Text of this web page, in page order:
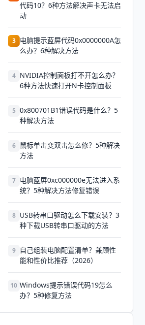
代码10？6种方法解决声卡无法启
动
3 电脑提示蓝屏代码0x0000000A怎
么办？6种解决方法
4 NVIDIA控制面板打不开怎么办？
6种方法快速打开N卡控制面板
5 0x800701B1错误代码是什么？5
种解决方法
6
鼠标单击变双击怎么修？5种解决
方法
7 电脑蓝屏0xc000000e无法进入系
统？5种解决方法修复错误
8 USB转串口驱动怎么下载安装？3
种下载USB转串口驱动的方法
9
自己组装电脑配置清单？兼顾性
能和性价比推荐（2026）
10 Windows提示错误代码19怎么
办？5种修复方法